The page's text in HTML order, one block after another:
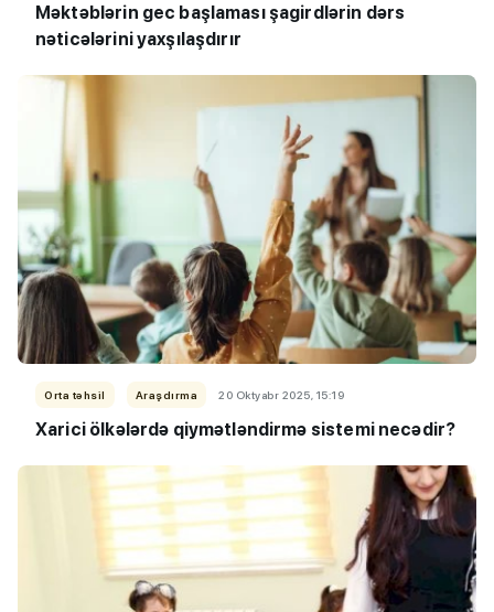
Məktəblərin gec başlaması şagirdlərin dərs
nəticələrini yaxşılaşdırır
Orta təhsil Araşdırma 20 Oktyabr 2025, 15:19
Xarici ölkələrdə qiymətləndirmə sistemi necədir?